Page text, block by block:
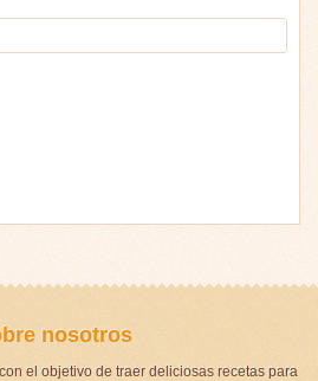
nosotros
el objetivo de traer deliciosas recetas para